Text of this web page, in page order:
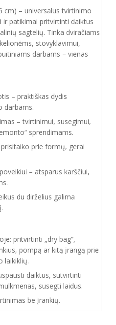
cm) – universalus tvirtinimo
ir patikimai pritvirtinti daiktus
sagtelių. Tinka dviračiams
stovyklavimui,
darbams – vienas
– praktiškas dydis
darbams.
– tvirtinimui, susegimui,
sprendimams.
prie formų, gerai
– atsparus karščiui,
du dirželius galima
pritvirtinti „dry bag“,
pompą ar kitą įrangą prie
laikiklių.
daiktus, sutvirtinti
susegti laidus.
be įrankių.